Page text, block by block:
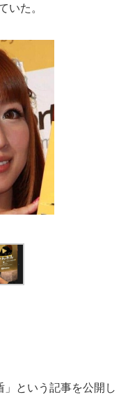
いた。
という記事を公開し